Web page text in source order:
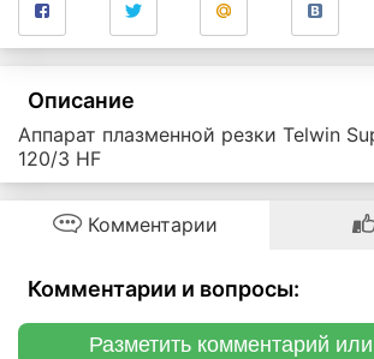
Описание
Аппарат плазменной резки Telwin
120/3 HF
Комментарии
Комментарии и вопросы:
Разметить комментарий